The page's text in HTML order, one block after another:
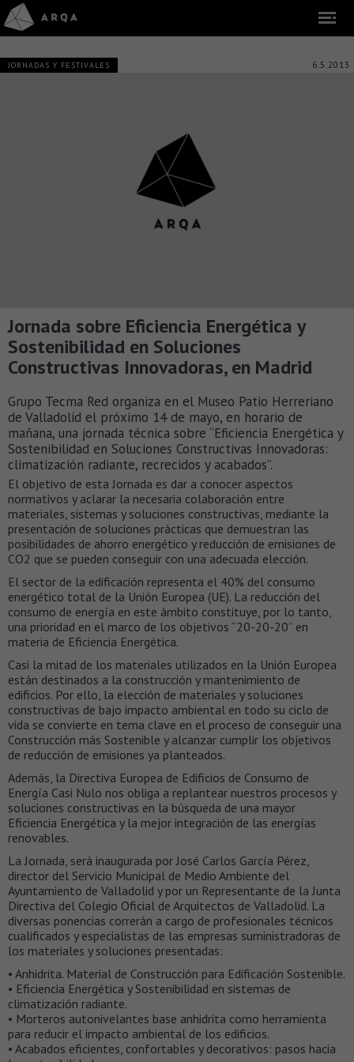
JORNADAS Y FESTIVALES 6.5.2013
Jornada sobre Eficiencia Energética y
Sostenibilidad en Soluciones
Constructivas Innovadoras, en Madrid
Grupo Tecma Red organiza en el Museo Patio Herreriano
de Valladolid el próximo 14 de mayo, en horario de
mañana, una jornada técnica sobre “Eficiencia Energética y
Sostenibilidad en Soluciones Constructivas Innovadoras:
climatización radiante, recrecidos y acabados”.
El objetivo de esta Jornada es dar a conocer aspectos
normativos y aclarar la necesaria colaboración entre
materiales, sistemas y soluciones constructivas, mediante la
presentación de soluciones prácticas que demuestran las
posibilidades de ahorro energético y reducción de emisiones de
CO2 que se pueden conseguir con una adecuada elección.
El sector de la edificación representa el 40% del consumo
energético total de la Unión Europea (UE). La reducción del
consumo de energía en este ámbito constituye, por lo tanto,
una prioridad en el marco de los objetivos “20-20-20” en
materia de Eficiencia Energética.
Casi la mitad de los materiales utilizados en la Unión Europea
están destinados a la construcción y mantenimiento de
edificios. Por ello, la elección de materiales y soluciones
constructivas de bajo impacto ambiental en todo su ciclo de
vida se convierte en tema clave en el proceso de conseguir una
Construcción más Sostenible y alcanzar cumplir los objetivos
de reducción de emisiones ya planteados.
Además, la Directiva Europea de Edificios de Consumo de
Energía Casi Nulo nos obliga a replantear nuestros procesos y
soluciones constructivas en la búsqueda de una mayor
Eficiencia Energética y la mejor integración de las energías
renovables.
La Jornada, será inaugurada por José Carlos García Pérez,
director del Servicio Municipal de Medio Ambiente del
Ayuntamiento de Valladolid y por un Representante de la Junta
Directiva del Colegio Oficial de Arquitectos de Valladolid. La
diversas ponencias correrán a cargo de profesionales técnicos
cualificados y especialistas de las empresas suministradoras de
los materiales y soluciones presentadas:
• Anhidrita. Material de Construcción para Edificación Sostenible.
• Eficiencia Energética y Sostenibilidad en sistemas de
climatización radiante.
• Morteros autonivelantes base anhidrita como herramienta
para reducir el impacto ambiental de los edificios.
• Acabados eficientes, confortables y decorativos: pasos hacia